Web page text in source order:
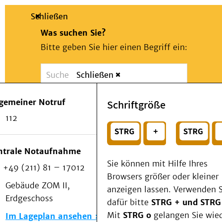
Suche
Schließen
Was suchen Sie?
Bitte geben Sie hier einen Begriff ein:
Suchen
Wählen Sie ein Thema für Ihren
Notfall
Schließen
Notruf
112
Notaufnahme
+49 (211) 81 – 17012
Gebäude ZOM II,
Erdgeschoss
Im Lageplan ansehen
Schriftgröße
Sie können mit Hilfe Ihres
Browsers größer oder kleiner
anzeigen lassen. Verwenden
dafür bitte STRG + und
Mit STRG o gelangen Sie
Patienten & Besucher
Als Patient am UKD
Beratung und Unterstützung
Veranstaltungen
Kommunikation im Medizinwesen (KIM)
Notfall
Forschung & Lehre
Medizinische Fakultät